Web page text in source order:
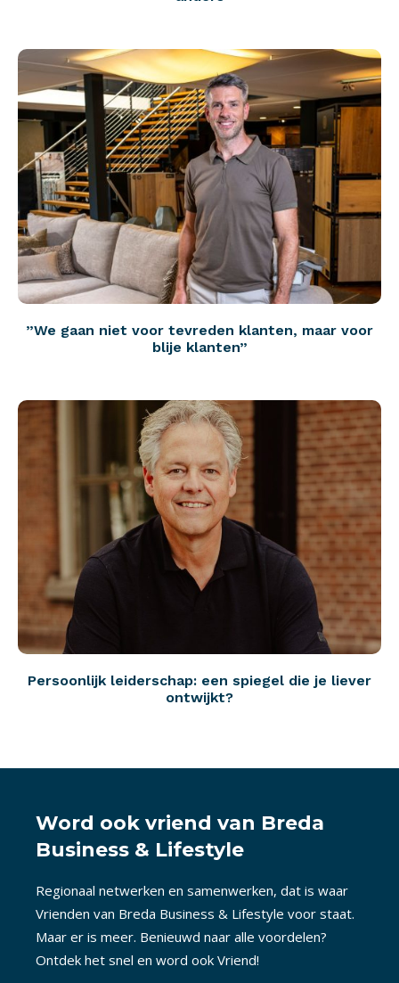
”We gaan niet voor tevreden klanten, maar voor
blije klanten”
Persoonlijk leiderschap: een spiegel die je liever
ontwijkt?
Word ook vriend van Breda
Business & Lifestyle
Regionaal netwerken en samenwerken, dat is waar
Vrienden van Breda Business & Lifestyle voor staat.
Maar er is meer. Benieuwd naar alle voordelen?
Ontdek het snel en word ook Vriend!